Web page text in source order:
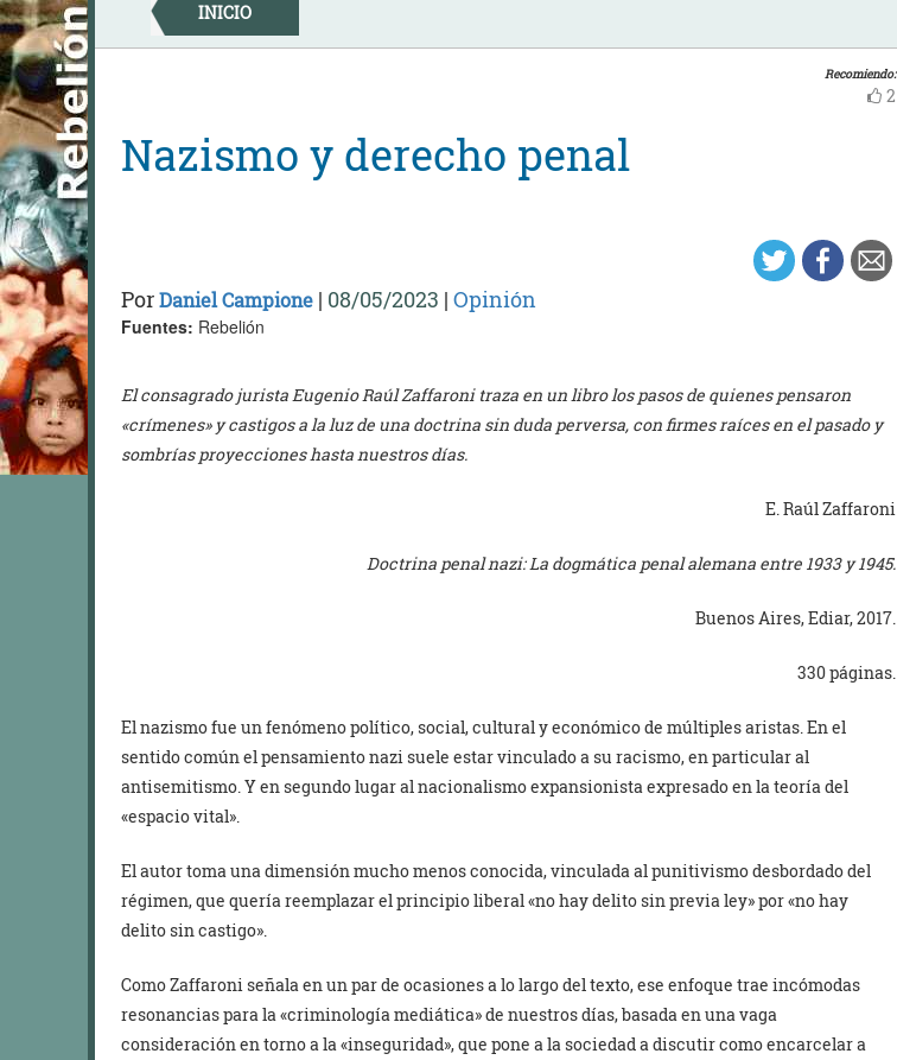
Skip
to
content
INICIO
Recomiendo:
2
Nazismo y derecho penal
PorDaniel Campione | 08/05/2023 | Opinión
Fuentes: Rebelión
El consagrado jurista Eugenio Raúl Zaffaroni traza en un libro los pasos de quienes pensaron
«crímenes» y castigos a la luz de una doctrina sin duda perversa, con firmes raíces en el pasado y
sombrías proyecciones hasta nuestros días.
E. Raúl Zaffaroni
Doctrina penal nazi: La dogmática penal alemana entre 1933 y 1945.
Buenos Aires, Ediar, 2017.
330 páginas.
El nazismo fue un fenómeno político, social, cultural y económico de múltiples aristas. En el
sentido común el pensamiento nazi suele estar vinculado a su racismo, en particular al
antisemitismo. Y en segundo lugar al nacionalismo expansionista expresado en la teoría del
«espacio vital».
El autor toma una dimensión mucho menos conocida, vinculada al punitivismo desbordado del
régimen, que quería reemplazar el principio liberal «no hay delito sin previa ley» por «no hay
delito sin castigo».
Como Zaffaroni señala en un par de ocasiones a lo largo del texto, ese enfoque trae incómodas
resonancias para la «criminología mediática» de nuestros días, basada en una vaga
consideración en torno a la «inseguridad», que pone a la sociedad a discutir como encarcelar a